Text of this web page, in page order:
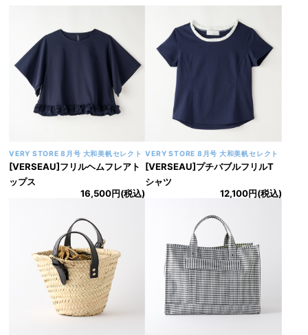
VERY STORE 8月号 大和美帆セレクト
[VERSEAU]フリルヘムフレアト
ップス
16,500円(税込)
VERY STORE 8月号 大和美帆セレクト
[VERSEAU]プチバブルフリルT
シャツ
12,100円(税込)